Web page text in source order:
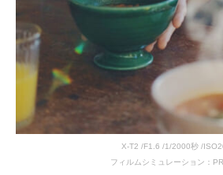
X-T2 /F1.6 /1/2000秒 /
フィルムシミュレーション：